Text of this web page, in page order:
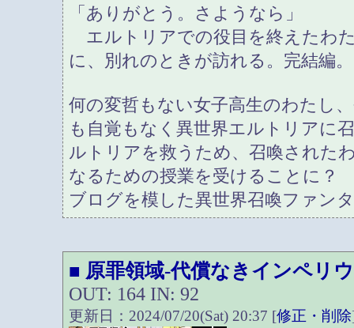
「ありがとう。さようなら」
エルトリアでの役目を終えたわ
に、別れのときが訪れる。完結編。
何の変哲もない女子高生のわたし
も自覚もなく異世界エルトリアに
ルトリアを救うため、召喚された
なるための授業を受けることに？
ブログを模した異世界召喚ファン
■ 原罪領域-代償なきインペリ
OUT: 164 IN: 92
更新日：2024/07/20(Sat) 20:37 [修正・削除